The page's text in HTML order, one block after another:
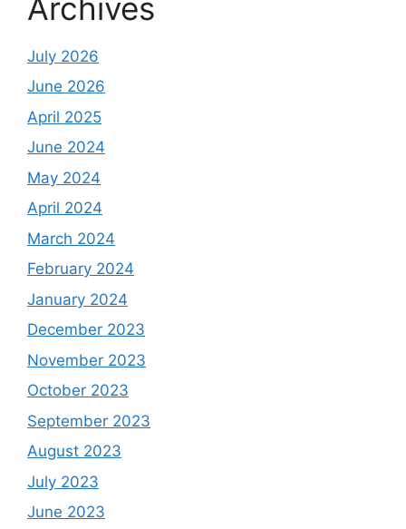
Archives
July 2026
June 2026
April 2025
June 2024
May 2024
April 2024
March 2024
February 2024
January 2024
December 2023
November 2023
October 2023
September 2023
August 2023
July 2023
June 2023